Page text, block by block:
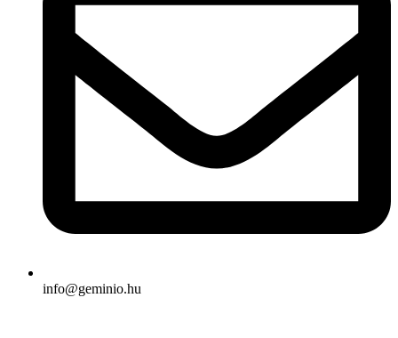
info@geminio.hu